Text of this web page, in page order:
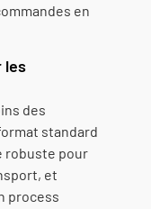
en
les
des
standard
robuste pour
et
process